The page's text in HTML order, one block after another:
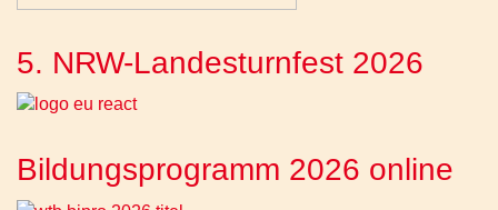
5. NRW-Landesturnfest 2026
Bildungsprogramm 2026 online